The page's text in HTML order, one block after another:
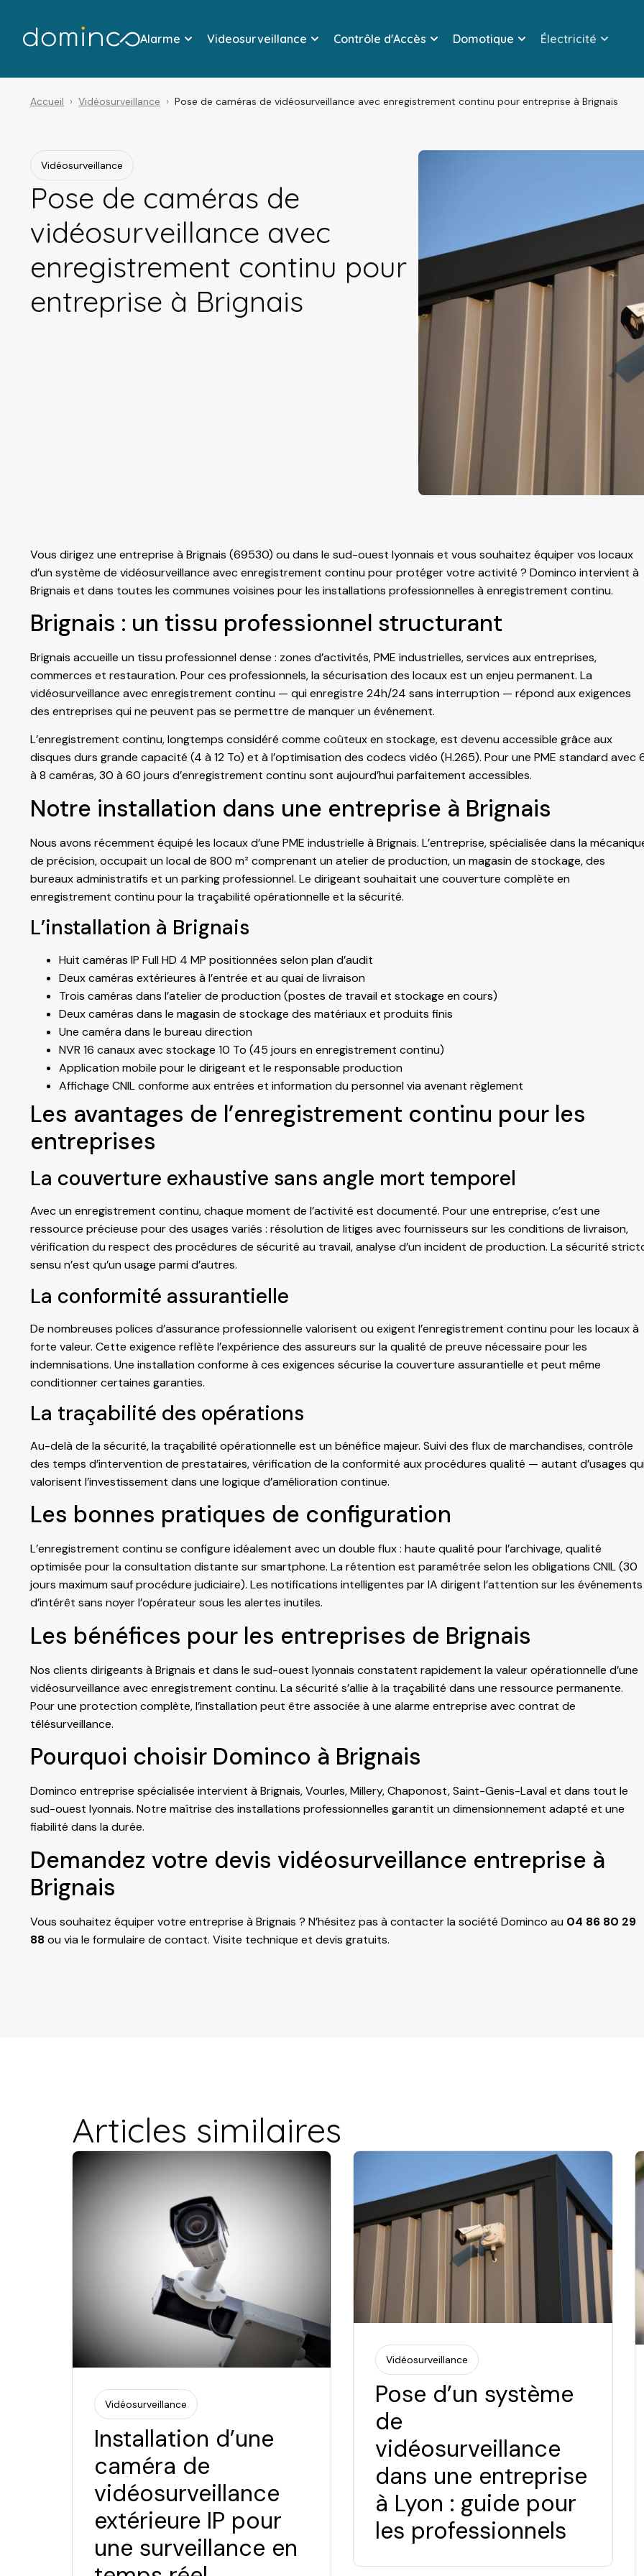
Alarme Videosurveillance Contrôle d'Accès Domotique Électricité
Accueil Vidéosurveillance Pose de caméras de vidéosurveillance avec enregistrement continu pour entreprise à Brignais
Vidéosurveillance
Pose de caméras de
vidéosurveillance avec
enregistrement continu pour
entreprise à Brignais
Vous dirigez une entreprise à Brignais (69530) ou dans le sud-ouest lyonnais et vous souhaitez équiper vos locaux
d’un système de vidéosurveillance avec enregistrement continu pour protéger votre activité ? Dominco intervient à
Brignais et dans toutes les communes voisines pour les installations professionnelles à enregistrement continu.
Brignais : un tissu professionnel structurant
Brignais accueille un tissu professionnel dense : zones d’activités, PME industrielles, services aux entreprises,
commerces et restauration. Pour ces professionnels, la sécurisation des locaux est un enjeu permanent. La
vidéosurveillance avec enregistrement continu — qui enregistre 24h/24 sans interruption — répond aux exigences
des entreprises qui ne peuvent pas se permettre de manquer un événement.
L’enregistrement continu, longtemps considéré comme coûteux en stockage, est devenu accessible grâce aux
disques durs grande capacité (4 à 12 To) et à l’optimisation des codecs vidéo (H.265). Pour une PME standard avec
à 8 caméras, 30 à 60 jours d’enregistrement continu sont aujourd’hui parfaitement accessibles.
Notre installation dans une entreprise à Brignais
Nous avons récemment équipé les locaux d’une PME industrielle à Brignais. L’entreprise, spécialisée dans la
de précision, occupait un local de 800 m² comprenant un atelier de production, un magasin de stockage, des
bureaux administratifs et un parking professionnel. Le dirigeant souhaitait une couverture complète en
enregistrement continu pour la traçabilité opérationnelle et la sécurité.
L’installation à Brignais
Huit caméras IP Full HD 4 MP positionnées selon plan d’audit
Deux caméras extérieures à l’entrée et au quai de livraison
Trois caméras dans l’atelier de production (postes de travail et stockage en cours)
Deux caméras dans le magasin de stockage des matériaux et produits finis
Une caméra dans le bureau direction
NVR 16 canaux avec stockage 10 To (45 jours en enregistrement continu)
Application mobile pour le dirigeant et le responsable production
Affichage CNIL conforme aux entrées et information du personnel via avenant règlement
Les avantages de l’enregistrement continu pour les
entreprises
La couverture exhaustive sans angle mort temporel
Avec un enregistrement continu, chaque moment de l’activité est documenté. Pour une entreprise, c’est une
ressource précieuse pour des usages variés : résolution de litiges avec fournisseurs sur les conditions de livraison,
vérification du respect des procédures de sécurité au travail, analyse d’un incident de production. La sécurité
sensu n’est qu’un usage parmi d’autres.
La conformité assurantielle
De nombreuses polices d’assurance professionnelle valorisent ou exigent l’enregistrement continu pour les locaux à
forte valeur. Cette exigence reflète l’expérience des assureurs sur la qualité de preuve nécessaire pour les
indemnisations. Une installation conforme à ces exigences sécurise la couverture assurantielle et peut même
conditionner certaines garanties.
La traçabilité des opérations
Au-delà de la sécurité, la traçabilité opérationnelle est un bénéfice majeur. Suivi des flux de marchandises, contrôle
des temps d’intervention de prestataires, vérification de la conformité aux procédures qualité — autant d’usages
valorisent l’investissement dans une logique d’amélioration continue.
Les bonnes pratiques de configuration
L’enregistrement continu se configure idéalement avec un double flux : haute qualité pour l’archivage, qualité
optimisée pour la consultation distante sur smartphone. La rétention est paramétrée selon les obligations CNIL (30
jours maximum sauf procédure judiciaire). Les notifications intelligentes par IA dirigent l’attention sur les événements
d’intérêt sans noyer l’opérateur sous les alertes inutiles.
Les bénéfices pour les entreprises de Brignais
Nos clients dirigeants à Brignais et dans le sud-ouest lyonnais constatent rapidement la valeur opérationnelle d’une
vidéosurveillance avec enregistrement continu. La sécurité s’allie à la traçabilité dans une ressource permanente.
Pour une protection complète, l’installation peut être associée à une alarme entreprise avec contrat de
télésurveillance.
Pourquoi choisir Dominco à Brignais
Dominco entreprise spécialisée intervient à Brignais, Vourles, Millery, Chaponost, Saint-Genis-Laval et dans tout le
sud-ouest lyonnais. Notre maîtrise des installations professionnelles garantit un dimensionnement adapté et une
fiabilité dans la durée.
Demandez votre devis vidéosurveillance entreprise à
Brignais
Vous souhaitez équiper votre entreprise à Brignais ? N’hésitez pas à contacter la société Dominco au 04 86 80 29
88ou via le formulaire de contact. Visite technique et devis gratuits.
Articles similaires
Vidéosurveillance
Installation d’une
caméra de
vidéosurveillance
extérieure IP pour
une surveillance en
Vidéosurveillance
Pose d’un système
de
vidéosurveillance
dans une entreprise
à Lyon : guide pour
les professionnels